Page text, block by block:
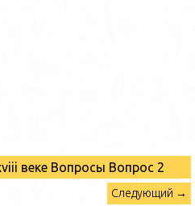
веке Вопросы Вопрос 2
Следующий →